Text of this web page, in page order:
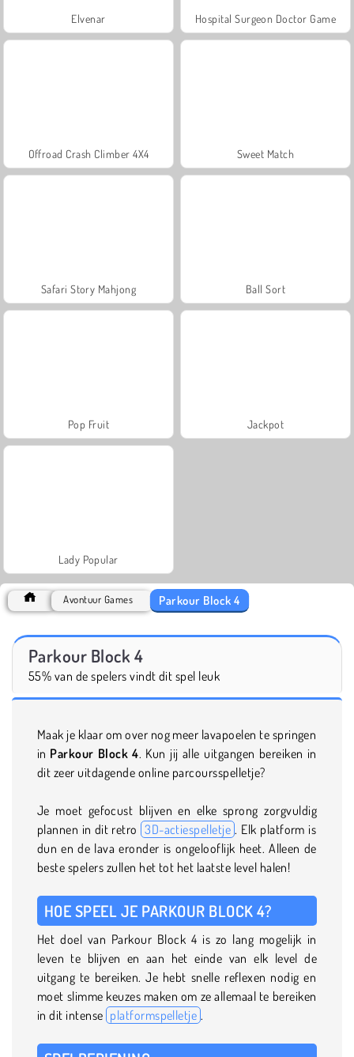
Elvenar Hospital Surgeon Doctor Game
Offroad Crash Climber 4X4 Sweet Match
Safari Story Mahjong Ball Sort
Pop Fruit Jackpot
Lady Popular
Avontuur Games Parkour Block 4
Parkour Block 4
55% van de spelers vindt dit spel leuk
Maak je klaar om over nog meer lavapoelen te springen
in Parkour Block 4. Kun jij alle uitgangen bereiken in
dit zeer uitdagende online parcoursspelletje?
Je moet gefocust blijven en elke sprong zorgvuldig
plannen in dit retro 3D-actiespelletje . Elk platform is
dun en de lava eronder is ongelooflijk heet. Alleen de
beste spelers zullen het tot het laatste level halen!
HOE SPEEL JE PARKOUR BLOCK 4?
Het doel van Parkour Block 4 is zo lang mogelijk in
leven te blijven en aan het einde van elk level de
uitgang te bereiken. Je hebt snelle reflexen nodig en
moet slimme keuzes maken om ze allemaal te bereiken
in dit intense platformspelletje .